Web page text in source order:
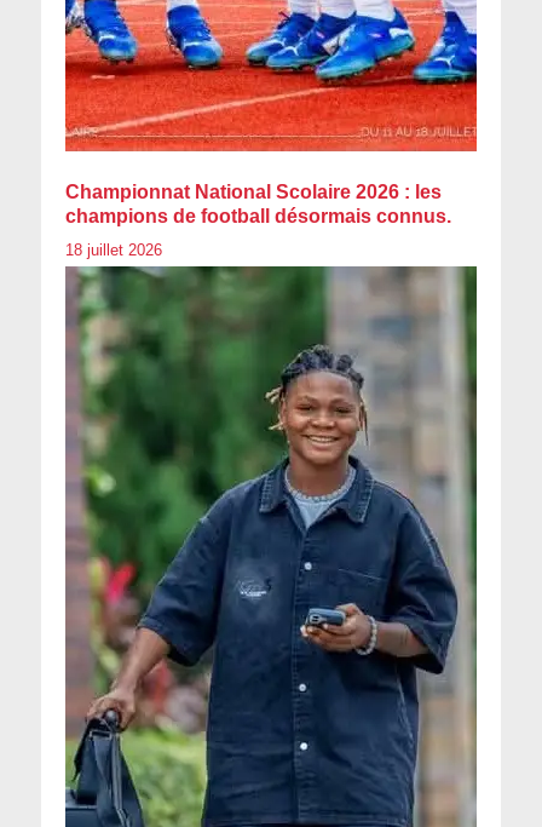
Championnat National Scolaire 2026 : les
champions de football désormais connus.
18 juillet 2026